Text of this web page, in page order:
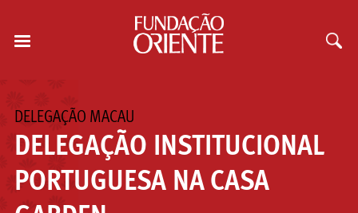
DELEGAÇÃO MACAU
DELEGAÇÃO INSTITUCIONAL
PORTUGUESA NA CASA